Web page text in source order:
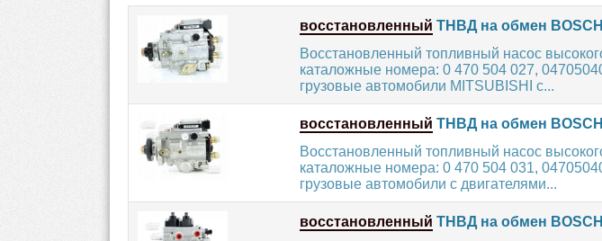
восстановленный ТНВД на обмен BOSCH
Восстановленный топливный насос
каталожные номера: 0 470 504 027,
грузовые автомобили MITSUBISHI с...
восстановленный ТНВД на обмен BOSCH
Восстановленный топливный насос
каталожные номера: 0 470 504 031,
грузовые автомобили с двигателями...
восстановленный ТНВД на обмен BOSCH